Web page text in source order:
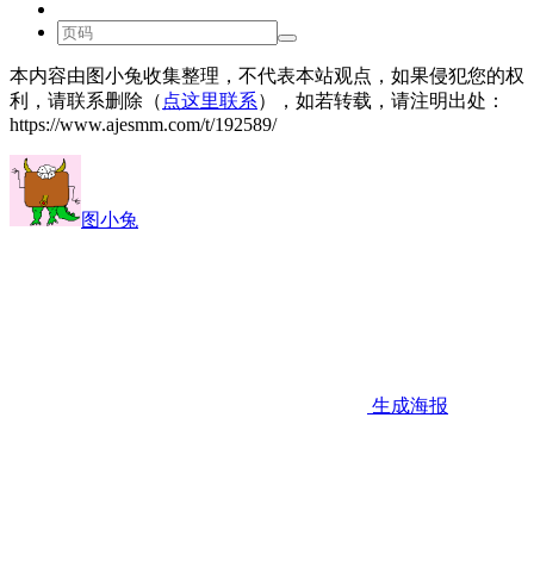
本内容由图小兔收集整理，不代表本站观点，如果侵犯您的权
利，请联系删除（ 点这里联系），如若转载，请注明出处：
https://www.ajesmm.com/t/192589/
图小兔
生成海报